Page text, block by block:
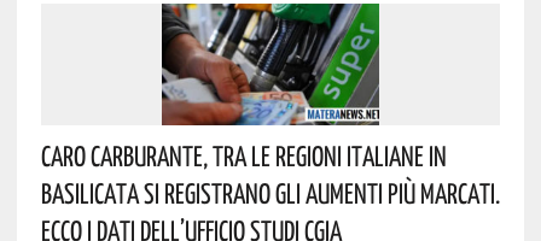
Caro Carburante, Tra Le Regioni Italiane In
Basilicata Si Registrano Gli Aumenti Più Marcati.
Ecco I Dati Dell’Ufficio Studi CGIA